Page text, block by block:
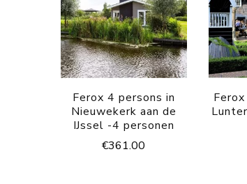
Ferox 4 persons in
Nieuwekerk aan de
IJssel -4 personen
€361.00